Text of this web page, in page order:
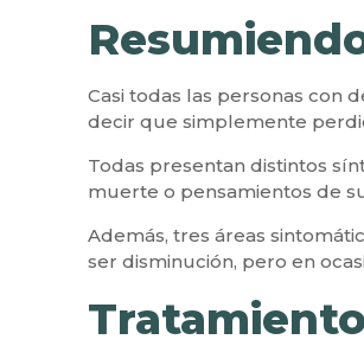
Casi todas las personas con
decir que simplemente
Todas presentan distintos
muerte o pensamientos de
Además, tres áreas
ser disminución, pero en